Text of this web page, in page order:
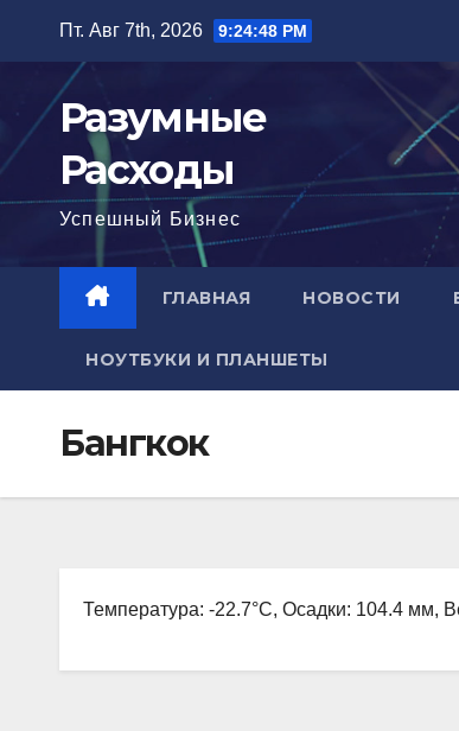
содержимому
Пт. Авг 7th, 2026 9:24:49 PM
Разумные
Расходы
Успешный Бизнес
ГЛАВНАЯ НОВОСТИ
НОУТБУКИ И ПЛАНШЕТЫ
Бангкок
Температура: -22.7°C, Осадки: 104.4 мм,